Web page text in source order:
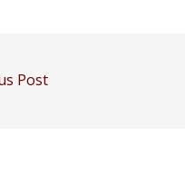
Post